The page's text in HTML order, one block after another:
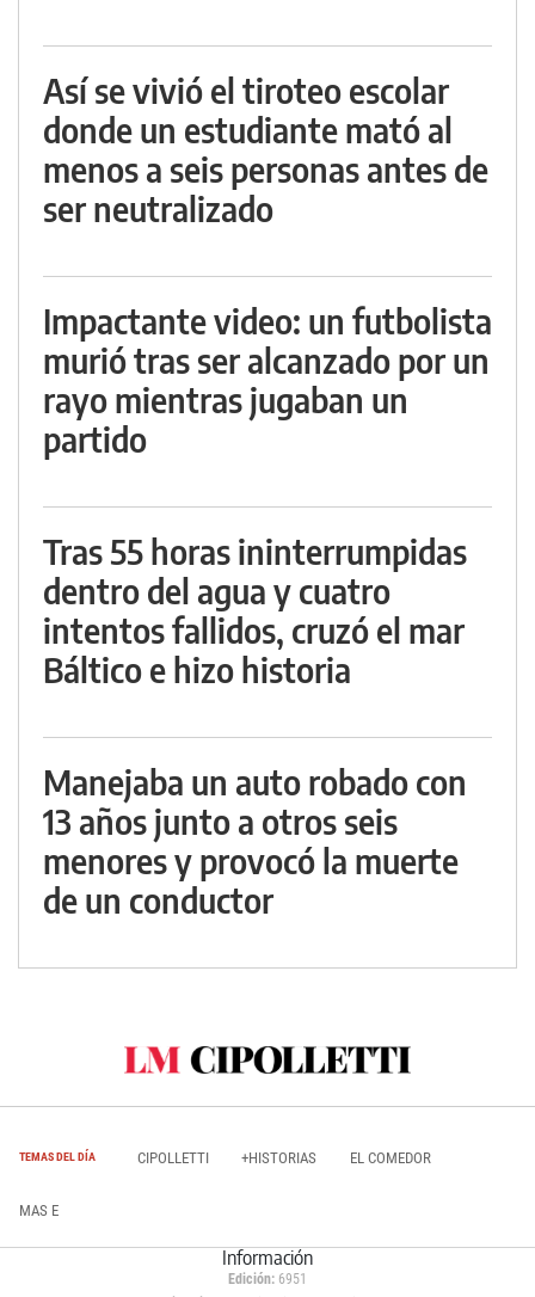
Así se vivió el tiroteo escolar
donde un estudiante mató al
menos a seis personas antes de
ser neutralizado
Impactante video: un futbolista
murió tras ser alcanzado por un
rayo mientras jugaban un
partido
Tras 55 horas ininterrumpidas
dentro del agua y cuatro
intentos fallidos, cruzó el mar
Báltico e hizo historia
Manejaba un auto robado con
13 años junto a otros seis
menores y provocó la muerte
de un conductor
TEMAS DEL DÍA CIPOLLETTI +HISTORIAS EL COMEDOR
MAS E
Información
Edición: 6951